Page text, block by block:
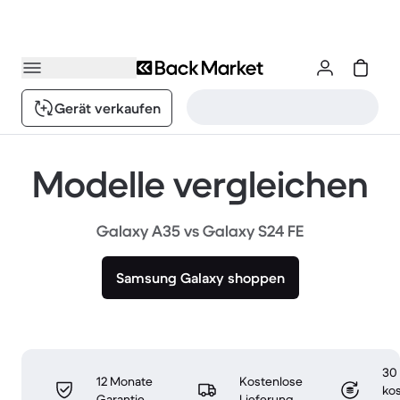
Gerät verkaufen
Modelle vergleichen
Galaxy A35 vs Galaxy S24 FE
Samsung Galaxy shoppen
12 Monate
Kostenlose
30